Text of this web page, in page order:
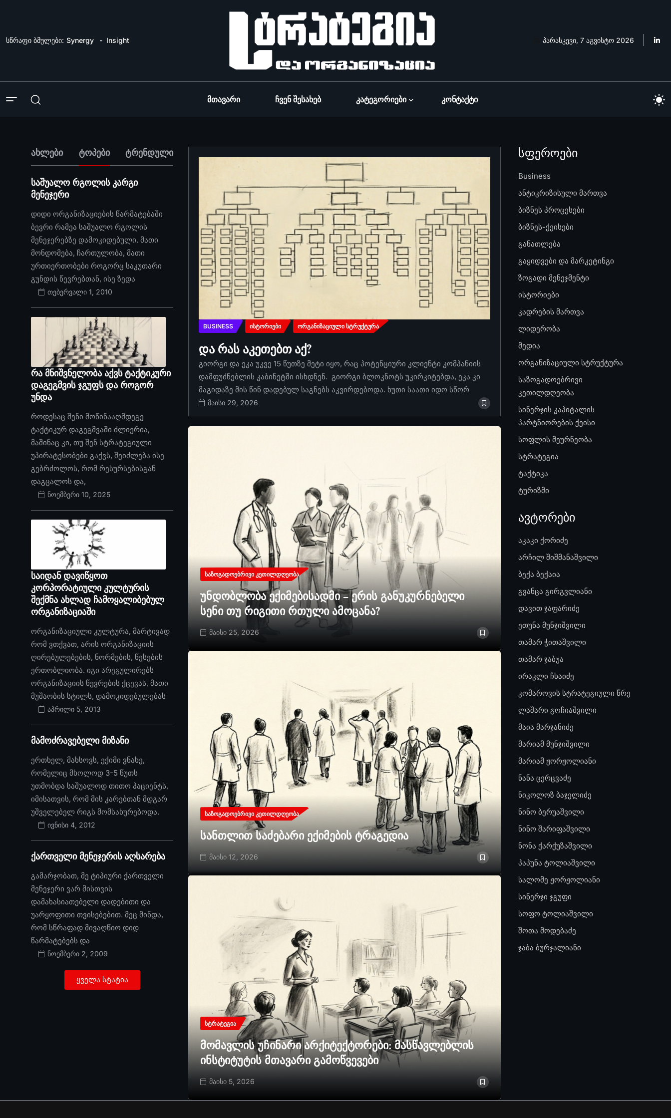
სწრაფი ბმულები: Synergy Insight პარასკევი, 7 აგვისტო 2026
Მთავარი Ჩვენ Შესახებ Კატეგორიები Კონტაქტი
ახლები ტოპები ტრენდული
საშუალო რგოლის კარგი
მენეჯერი
დიდი ორგანიზაციების წარმატებაში
ბევრი რამეა საშუალო რგოლის
მენეჯერებზე დამოკიდებული. მათი
მონდომება, ჩართულობა, მათი
ურთიერთობები როგორც საკუთარი
გუნდის წევრებთან, ისე ზედა
თებერვალი 1, 2010
რა მნიშვნელობა აქვს ტაქტიკური
დაგეგმვის ჯგუფს და როგორ
უნდა
როდესაც შენი მოწინააღმდეგე
ტაქტიკურ დაგეგმვაში ძლიერია,
მაშინაც კი, თუ შენ სტრატეგიული
უპირატესობები გაქვს, შეიძლება ისე
გებრძოლოს, რომ რესურსებისგან
დაგცალოს და,
ნოემბერი 10, 2025
საიდან დავიწყოთ
კორპორატიული კულტურის
შექმნა ახლად ჩამოყალიბებულ
ორგანიზაციაში
ორგანიზაციული კულტურა, მარტივად
რომ ვთქვათ, არის ორგანიზაციის
ღირებულებების, ნორმების, წესების
ერთობლიობა. იგი არეგულირებს
ორგანიზაციის წევრების ქცევას, მათი
მუშაობის სტილს, დამოკიდებულებას
აპრილი 5, 2013
მამოძრავებელი მიზანი
ერთხელ, მახსოვს, ექიმი ვნახე,
რომელიც მხოლოდ 3-5 წუთს
უთმობდა საშუალოდ თითო პაციენტს,
იმისათვის, რომ მის კარებთან მდგარ
უშველებელ რიგს მომსახურებოდა.
ივნისი 4, 2012
ქართველი მენეჯერის აღსარება
გამარჯობათ, მე ტიპიური ქართველი
მენეჯერი ვარ მისთვის
დამახასიათებელი დადებითი და
უარყოფითი თვისებებით. მეც მინდა,
რომ სწრაფად მივაღწიო დიდ
წარმატებებს და
ნოემბერი 2, 2009
ყველა სტატია
BUSINESS ᲘᲡᲢᲝᲠᲘᲔᲑᲘ ᲝᲠᲒᲐᲜᲘᲖᲐᲪᲘᲣᲚᲘ ᲡᲢᲠᲣᲥᲢᲣᲠᲐ
და რას აკეთებთ აქ?
გიორგი და ეკა უკვე 15 წუთზე მეტი იყო, რაც პოტენციური კლიენტი კომპანიის
დამფუძნებლის კაბინეტში ისხდნენ. გიორგი ბლოკნოტს უკირკიტებდა, ეკა კი
მაგიდაზე მის წინ დადებულ საგნებს აკვირდებოდა. ხუთი საათი იდო სწორ
მაისი 29, 2026
ᲡᲐᲖᲝᲒᲐᲓᲝᲔᲑᲠᲘᲕᲘ ᲙᲔᲗᲘᲚᲓᲦᲔᲝᲑᲐ
უნდობლობა ექიმებისადმი – ერის განუკურნებელი
სენი თუ რიგითი რთული ამოცანა?
მაისი 25, 2026
ᲡᲐᲖᲝᲒᲐᲓᲝᲔᲑᲠᲘᲕᲘ ᲙᲔᲗᲘᲚᲓᲦᲔᲝᲑᲐ
სანთლით საძებარი ექიმების ტრაგედია
მაისი 12, 2026
ᲡᲢᲠᲐᲢᲔᲒᲘᲐ
მომავლის უჩინარი არქიტექტორები: მასწავლებლის
ინსტიტუტის მთავარი გამოწვევები
მაისი 5, 2026
სფეროები
Business
ანტიკრიზისული მართვა
ბიზნეს პროცესები
ბიზნეს-ქეისები
განათლება
გაყიდვები და მარკეტინგი
ზოგადი მენეჯმენტი
ისტორიები
კადრების მართვა
ლიდერობა
მედია
ორგანიზაციული სტრუქტურა
საზოგადოებრივი
კეთილდღეობა
სინერჯის კაპიტალის
პარტნიორების ქეისი
სოფლის მეურნეობა
სტრატეგია
ტაქტიკა
ტურიზმი
ავტორები
აკაკი ქორიძე
არჩილ შიშმანაშვილი
ბექა ბექაია
გვანცა გირგვლიანი
დავით ჯაფარიძე
ეთუნა მუნჯიშვილი
თამარ ჭითაშვილი
თამარ ჯაბუა
ირაკლი ჩხაიძე
კომაროვის სტრატეგიული წრე
ლაშარი გოჩიაშვილი
მაია მარჯანიძე
მარიამ მუნჯიშვილი
მარიამ ჟორჟოლიანი
ნანა ცერცვაძე
ნიკოლოზ ბაჯელიძე
ნინო ბერუაშვილი
ნინო შარიფაშვილი
ნონა ქარქუზაშვილი
პაპუნა ტოლიაშვილი
სალომე ჟორჟოლიანი
სინერჯი ჯგუფი
სოფო ტოლიაშვილი
შოთა მოდებაძე
ჯაბა ბურჯალიანი